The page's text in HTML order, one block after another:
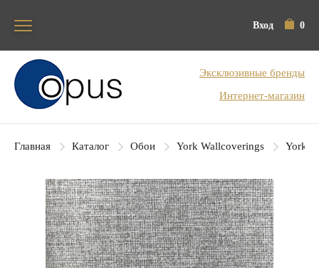
Вход 0
Блок поиска
Эксклюзивные бренды
Интернет-магазин
Главная Каталог Обои York Wallcoverings York